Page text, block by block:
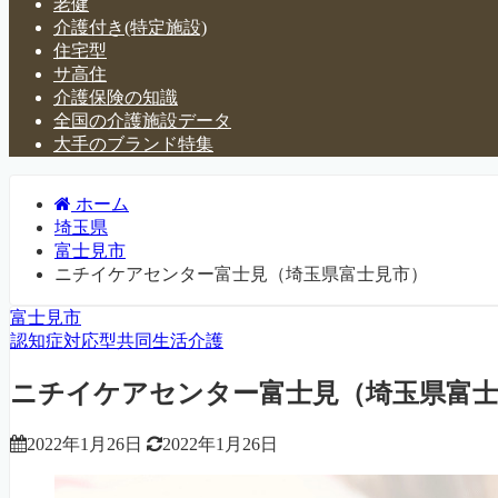
老健
介護付き(特定施設)
住宅型
サ高住
介護保険の知識
全国の介護施設データ
大手のブランド特集
ホーム
埼玉県
富士見市
ニチイケアセンター富士見（埼玉県富士見市）
富士見市
認知症対応型共同生活介護
ニチイケアセンター富士見（埼玉県富
2022年1月26日 2022年1月26日